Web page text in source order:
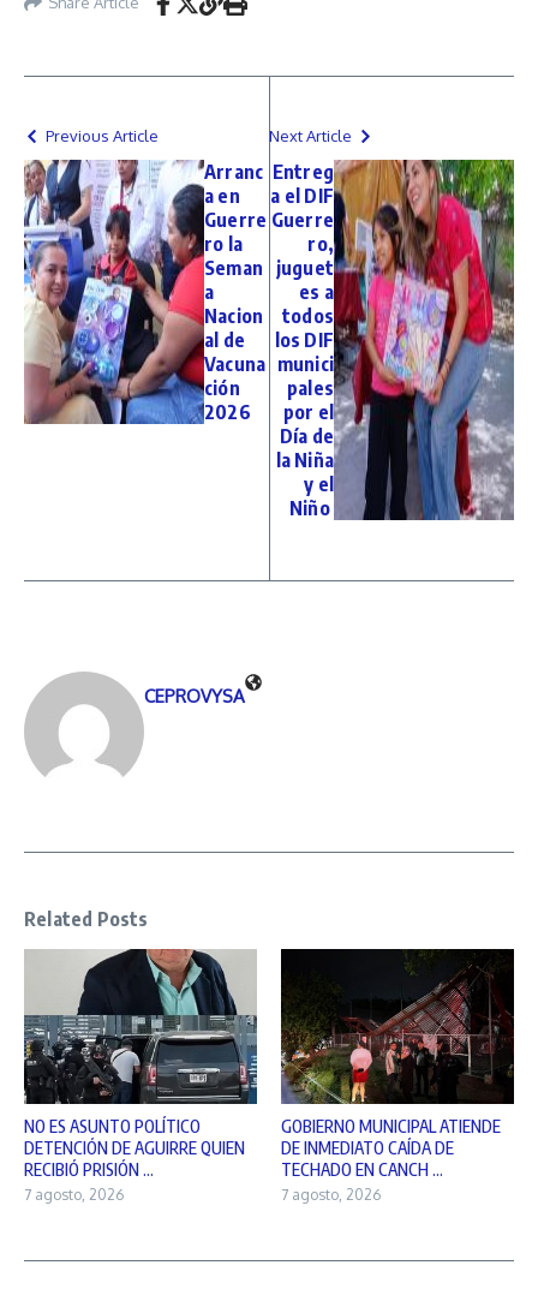
Previous Article
Arranc
a en
Guerre
ro la
Seman
a
Nacion
al de
Vacuna
ción
2026
Next Article
Entreg
a el DIF
Guerre
ro,
juguet
es a
todos
los DIF
munici
pales
por el
Día de
la Niña
y el
Niño
CEPROVYSA
Related Posts
NO ES ASUNTO POLÍTICO
DETENCIÓN DE AGUIRRE QUIEN
RECIBIÓ PRISIÓN ...
7 agosto, 2026
GOBIERNO MUNICIPAL ATIENDE
DE INMEDIATO CAÍDA DE
TECHADO EN CANCH ...
7 agosto, 2026